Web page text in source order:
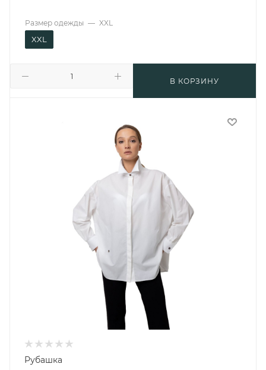
В КОРЗИНУ
Размер одежды — XXL
XXL
Рубашка